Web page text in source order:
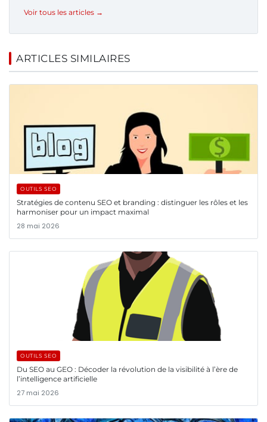
Voir tous les articles →
ARTICLES SIMILAIRES
OUTILS SEO
Stratégies de contenu SEO et branding : distinguer les rôles et les
harmoniser pour un impact maximal
28 mai 2026
OUTILS SEO
Du SEO au GEO : Décoder la révolution de la visibilité à l’ère de
l’intelligence artificielle
27 mai 2026